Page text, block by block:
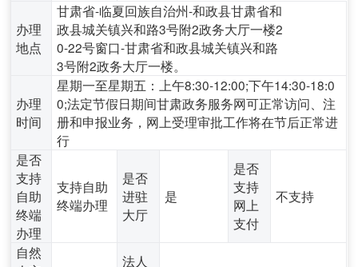
办理
地点
甘肃省-临夏回族自治州-和政县甘肃省和
政县城关镇兴和路3号附2政务大厅一楼2
0-22号窗口-甘肃省和政县城关镇兴和路
3号附2政务大厅一楼。
办理
时间
星期一至星期五：上午8:30-12:00;下午14:30-18:0
0;法定节假日期间甘肃政务服务网可正常访问、注
册和申报业务，网上受理审批工作将在节后正常进
行
是否
支持
自助
终端
办理
支持自助
终端办理
是否
进驻
大厅
是
是否
支持
网上
支付
不支持
自然
法人